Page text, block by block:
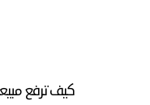
كيف ترفع